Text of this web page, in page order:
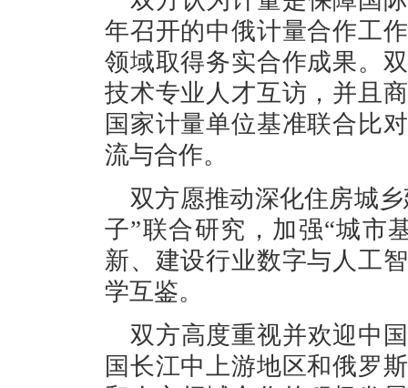
年召开的中俄计量合作工
领域取得务实合作成果。
技术专业人才互访，并且
国家计量单位基准联合比
流与合作。
双方愿推动深化住房城
子”联合研究，加强“城市
新、建设行业数字与人工
学互鉴。
双方高度重视并欢迎中
国长江中上游地区和俄罗